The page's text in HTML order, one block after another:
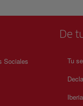
Sociales
De
Tu